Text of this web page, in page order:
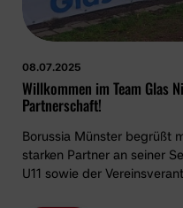
08.07.2025
Willkommen im Team Glas
Partnerschaft!
Borussia Münster begrüßt
starken Partner an seiner
U11 sowie der
Service
Fun & Freizeit
Kontakt Service